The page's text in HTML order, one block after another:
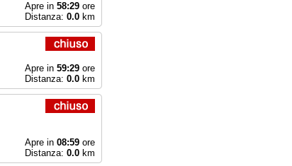
Apre in 58:29ore
Distanza: 0.0km
Apre in 59:29ore
Distanza: 0.0km
Apre in 08:59ore
Distanza: 0.0km